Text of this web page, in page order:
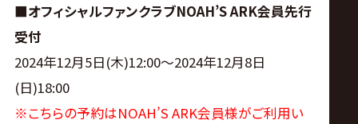
■オフィシャルファンクラブNOAH’S ARK会員先行
受付
2024年12月5日(木)12:00〜2024年12月8日
(日)18:00
※こちらの予約はNOAH’S ARK会員様がご利用い